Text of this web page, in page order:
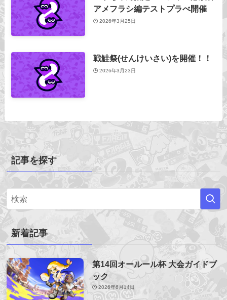
アメフラシ編テストプラべ開催
2026年3月25日
戦鮭祭(せんけいさい)を開催！！
2026年3月23日
記事を探す
新着記事
第14回オールール杯 大会ガイドブ
ック
2026年6月14日